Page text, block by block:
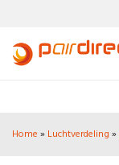
Home » Luchtverdeling »